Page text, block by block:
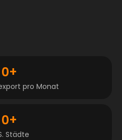
pro Monat
0+
Städte
0+